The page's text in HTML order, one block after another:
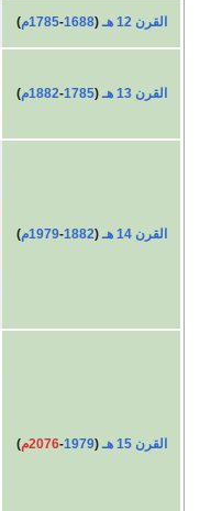
القرن 12 هـ (
1688
-1785م )
القرن 13 هـ (
1785
-1882م )
القرن 14 هـ (
1882
-1979م )
القرن 15 هـ (
1979
-2076م )